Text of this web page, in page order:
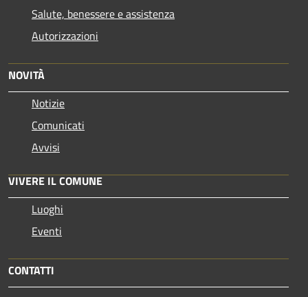
Salute, benessere e assistenza
Autorizzazioni
NOVITÀ
Notizie
Comunicati
Avvisi
VIVERE IL COMUNE
Luoghi
Eventi
CONTATTI